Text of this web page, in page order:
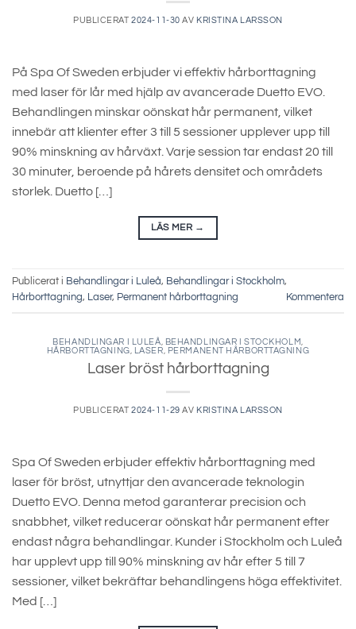
PUBLICERAT2024-11-30 AV KRISTINA LARSSON
På Spa Of Sweden erbjuder vi effektiv hårborttagning
med laser för lår med hjälp av avancerade Duetto EVO.
Behandlingen minskar oönskat hår permanent, vilket
innebär att klienter efter 3 till 5 sessioner upplever upp till
90% minskning av hårväxt. Varje session tar endast 20 till
30 minuter, beroende på hårets densitet och områdets
storlek. Duetto […]
LÄS MER →
Publicerat i Behandlingar i Luleå, Behandlingar i Stockholm,
Hårborttagning, Laser, Permanent hårborttagning Kommentera
BEHANDLINGAR I LULEÅ BEHANDLINGAR I STOCKHOLM
HÅRBORTTAGNING
LASER PERMANENT HÅRBORTTAGNING
Laser bröst hårborttagning
PUBLICERAT2024-11-29 AV KRISTINA LARSSON
Spa Of Sweden erbjuder effektiv hårborttagning med
laser för bröst, utnyttjar den avancerade teknologin
Duetto EVO. Denna metod garanterar precision och
snabbhet, vilket reducerar oönskat hår permanent efter
endast några behandlingar. Kunder i Stockholm och Luleå
har upplevt upp till 90% minskning av hår efter 5 till 7
sessioner, vilket bekräftar behandlingens höga effektivitet.
Med […]